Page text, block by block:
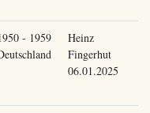
- 1959
Heinz
Fingerhut
06.01.2025